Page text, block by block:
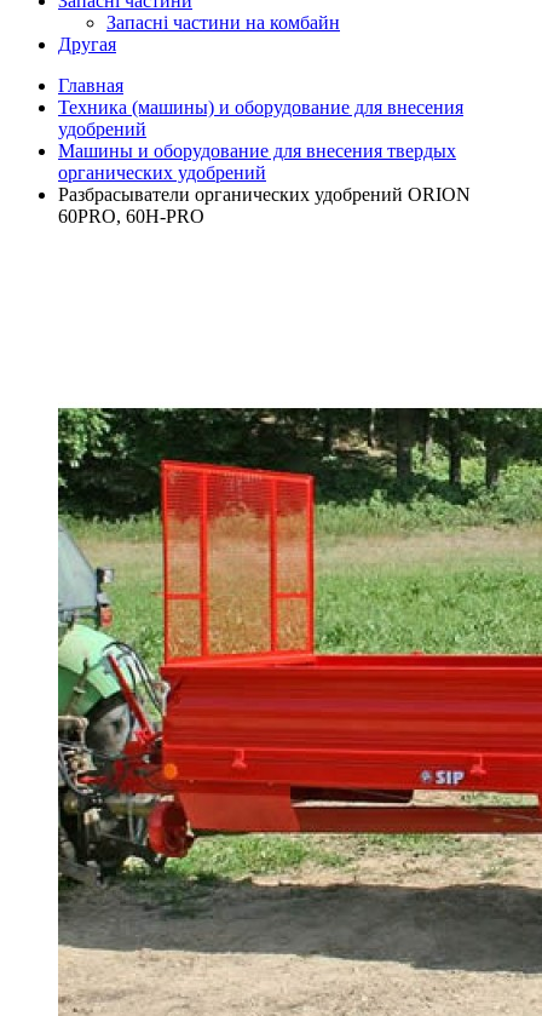
Запасні частини на комбайн
Другая
Главная
Техника (машины) и оборудование для внесения
удобрений
Машины и оборудование для внесения твердых
органических удобрений
Разбрасыватели органических удобрений ORION
60PRO, 60H-PRO